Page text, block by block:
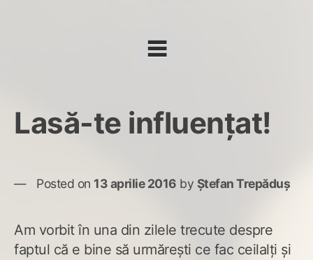
Lasă-te influențat!
Posted on 13 aprilie 2016 by Ștefan Trepăduș
Am vorbit în una din zilele trecute despre
faptul că e bine să urmărești ce fac ceilalți și